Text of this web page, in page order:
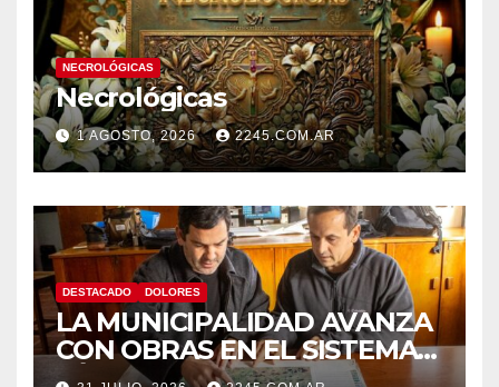
NECROLÓGICAS
Necrológicas
1 AGOSTO, 2026 2245.COM.AR
DESTACADO DOLORES
LA MUNICIPALIDAD AVANZA
CON OBRAS EN EL SISTEMA
HÍDRICO DE DOLORES